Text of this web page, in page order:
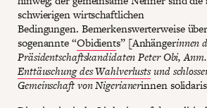
schwierigen wirtschaftlichen
Bedingungen. Bemerkenswerterweise
sogenannte “Obidients” [Anhängerinnen
Präsidentschaftskandidaten Peter Obi,
Enttäuschung des Wahlverlustsund
Gemeinschaft von Nigerianerinnen